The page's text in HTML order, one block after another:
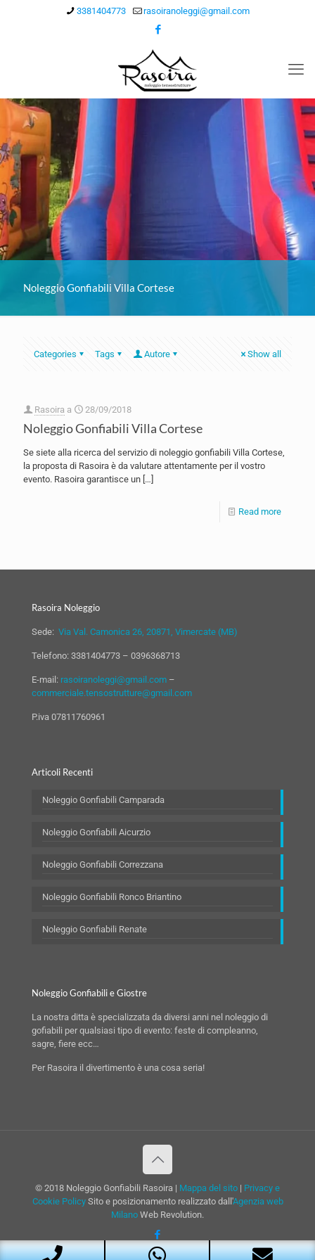
3381404773 rasoiranoleggi@gmail.com
Noleggio Gonfiabili Villa Cortese
Categories Tags Autore Show all
Rasoira a 28/09/2018
Noleggio Gonfiabili Villa Cortese
Se siete alla ricerca del servizio di noleggio gonfiabili Villa Cortese,
la proposta di Rasoira è da valutare attentamente per il vostro
evento. Rasoira garantisce un […]
Read more
Rasoira Noleggio
Sede: Via Val. Camonica 26, 20871, Vimercate (MB)
Telefono: 3381404773 – 0396368713
E-mail: rasoiranoleggi@gmail.com –
commerciale.tensostrutture@gmail.com
P.iva 07811760961
Articoli Recenti
Noleggio Gonfiabili Camparada
Noleggio Gonfiabili Aicurzio
Noleggio Gonfiabili Correzzana
Noleggio Gonfiabili Ronco Briantino
Noleggio Gonfiabili Renate
Noleggio Gonfiabili e Giostre
La nostra ditta è specializzata da diversi anni nel noleggio di
gofiabili per qualsiasi tipo di evento: feste di compleanno,
sagre, fiere ecc…
Per Rasoira il divertimento è una cosa seria!
© 2018 Noleggio Gonfiabili Rasoira | Mappa del sito | Privacy e
Cookie PolicySito e posizionamento realizzato dall'Agenzia web
Milano Web Revolution.